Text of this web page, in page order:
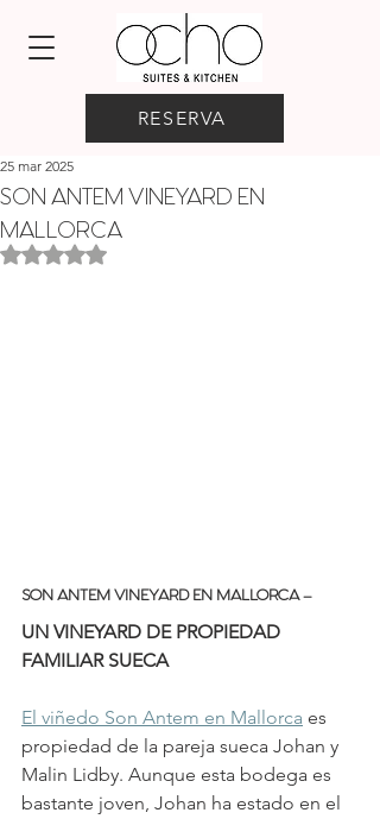
RESERVA
SON ANTEM VINEYARD EN
MALLORCA
25 mar 2025
Obtuvo NaN de 5 estrellas.
SON ANTEM VINEYARD EN MALLORCA –
UN VINEYARD DE PROPIEDAD
FAMILIAR SUECA
El viñedo Son Antem en Mallorca es
propiedad de la pareja sueca Johan y
Malin Lidby. Aunque esta bodega es
bastante joven, Johan ha estado en el